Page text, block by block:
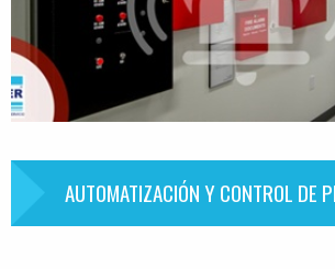
AUTOMATIZACIÓN Y CONTROL DE